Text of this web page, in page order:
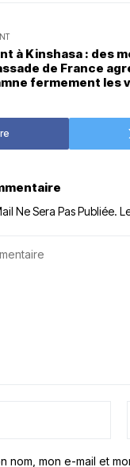
: des membres de
de France
fermement les
Ne Sera Pas Publiée.
nom, mon e-mail et